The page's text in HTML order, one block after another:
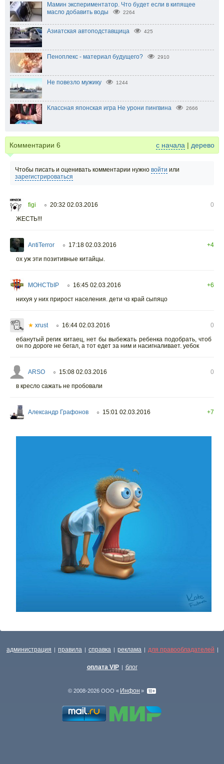
Мамин экспериментатор. Что будет если в кипящее
масло добавить воды
2264
Азиатская автоподставщица 425
Пеноплекс - материал будущего? 2910
Не повезло мужику 1244
Классная японская игра Не урони пингвина 2666
Комментарии 6 с начала | дерево
Чтобы писать и оценивать комментарии нужно войти или
зарегистрироваться
figi ○ 20:32 02.03.2016
0
ЖЕСТЬ!!!
AntiTerror ○ 17:18 02.03.2016
+4
ох уж эти позитивные китайцы.
MOHCTbIP ○ 16:45 02.03.2016
+6
нихуя у них прирост населения. дети чз край сыпяцо
★ xrust ○ 16:44 02.03.2016
0
ебанутый регик китаец, нет бы выбежать ребенка подобрать, чтоб
он по дороге не бегал, а тот едет за ним и насигналивает. уебок
ARSO ○ 15:08 02.03.2016
0
в кресло сажать не пробовали
Александр Графонов ○ 15:01 02.03.2016 +7
администрация | правила | справка | реклама | для правообладателей |
оплата VIP | блог
© 2008-2026 ООО « Инфон »